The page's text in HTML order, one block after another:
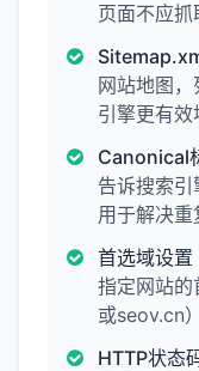
页面不应抓
网站地图
引擎更有效
Canonical
告诉搜索引
用于解决重
首选域设置
指定网站
或seov.cn）
HTTP状态